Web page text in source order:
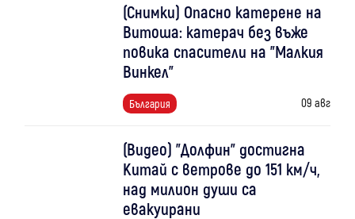
(Снимки) Опасно катерене на
Витоша: катерач без въже
повика спасители на "Малкия
Винкел"
България 09 авг
(Видео) "Долфин" достигна
Китай с ветрове до 151 км/ч,
над милион души са
евакуирани